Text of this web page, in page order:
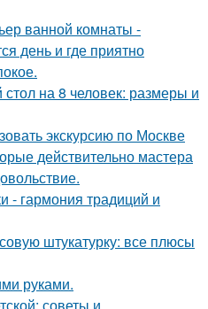
ванной комнаты -
день и где приятно
на 8 человек: размеры и
экскурсию по Москве
действительно мастера
- гармония традиций и
штукатурку: все плюсы
руками.